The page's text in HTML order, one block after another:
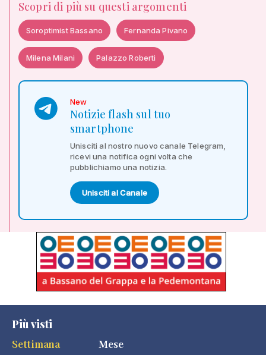
Scopri di più su questi argomenti
Soroptimist Bassano Fernanda Pivano
Milena Milani Palazzo Roberti
New
Notizie flash sul tuo
smartphone
Unisciti al nostro nuovo canale Telegram,
ricevi una notifica ogni volta che
pubblichiamo una notizia.
Unisciti al Canale
Più visti
Settimana
Mese